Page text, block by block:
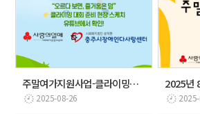
주말여가지원사업-클라이밍대회준비
2025-08-26
2025년